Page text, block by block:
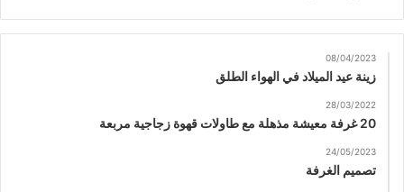
08/04/2023
زينة عيد الميلاد في الهواء الطلق
28/03/2022
20 غرفة معيشة مذهلة مع طاولات قهوة زجاجية مربعة
24/05/2023
تصميم الغرفة